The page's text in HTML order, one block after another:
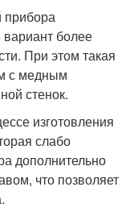
прибора
вариант более
При этом такая
с медным
стенок.
изготовления
слабо
дополнительно
что позволяет